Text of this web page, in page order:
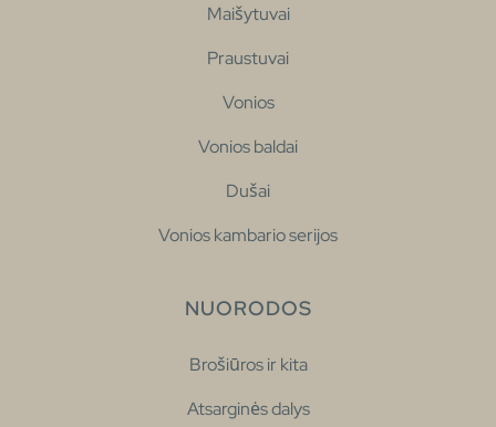
Maišytuvai
Praustuvai
Vonios
Vonios baldai
Dušai
Vonios kambario serijos
NUORODOS
Brošiūros ir kita
Atsarginės dalys